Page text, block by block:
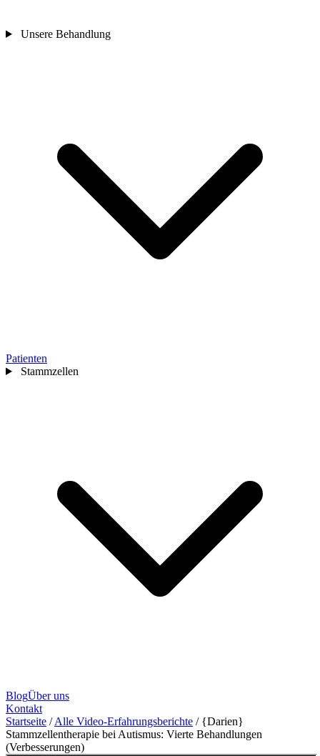
Unsere Behandlung
Patienten
Stammzellen
BlogÜber uns
Kontakt
Startseite / Alle Video-Erfahrungsberichte / {Darien}
Stammzellentherapie bei Autismus: Vierte Behandlungen
(Verbesserungen)